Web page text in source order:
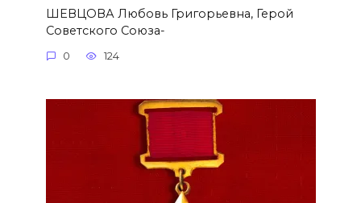
ШЕВЦОВА Любовь Григорьевна, Герой
Советского Союза-
0 124